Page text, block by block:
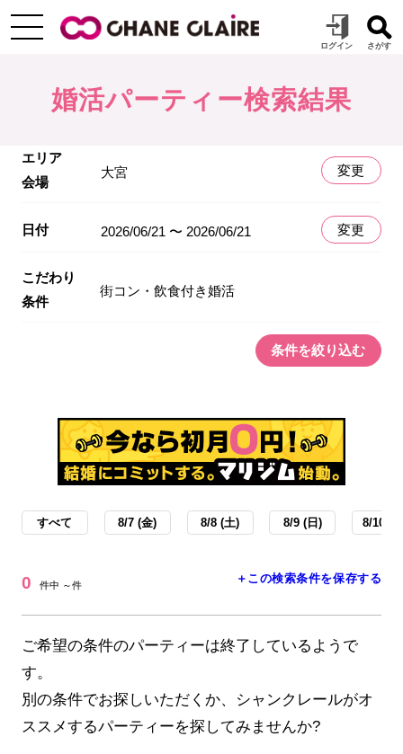
婚活パーティー検索結果
エリア
会場
大宮 変更
日付 2026/06/21 〜 2026/06/21 変更
こだわり
条件
街コン・飲食付き婚活
条件を絞り込む
すべて 8/7 (金) 8/8 (土) 8/9 (日) 8/10 (
0 件中 ～件 ＋この検索条件を保存する
ご希望の条件のパーティーは終了しているようで
す。
別の条件でお探しいただくか、シャンクレールがオ
ススメするパーティーを探してみませんか?